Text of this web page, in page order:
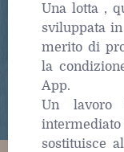
Una lotta ,
sviluppata
merito di
la
App.
Un lavoro
intermediato
sostituisce